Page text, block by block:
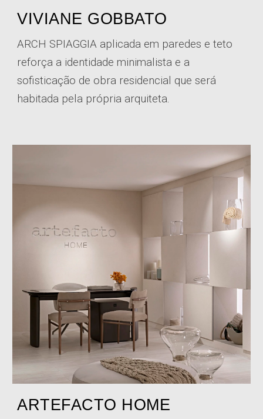
VIVIANE GOBBATO
ARCH SPIAGGIA aplicada em paredes e teto
reforça a identidade minimalista e a
sofisticação de obra residencial que será
habitada pela própria arquiteta.
ARTEFACTO HOME